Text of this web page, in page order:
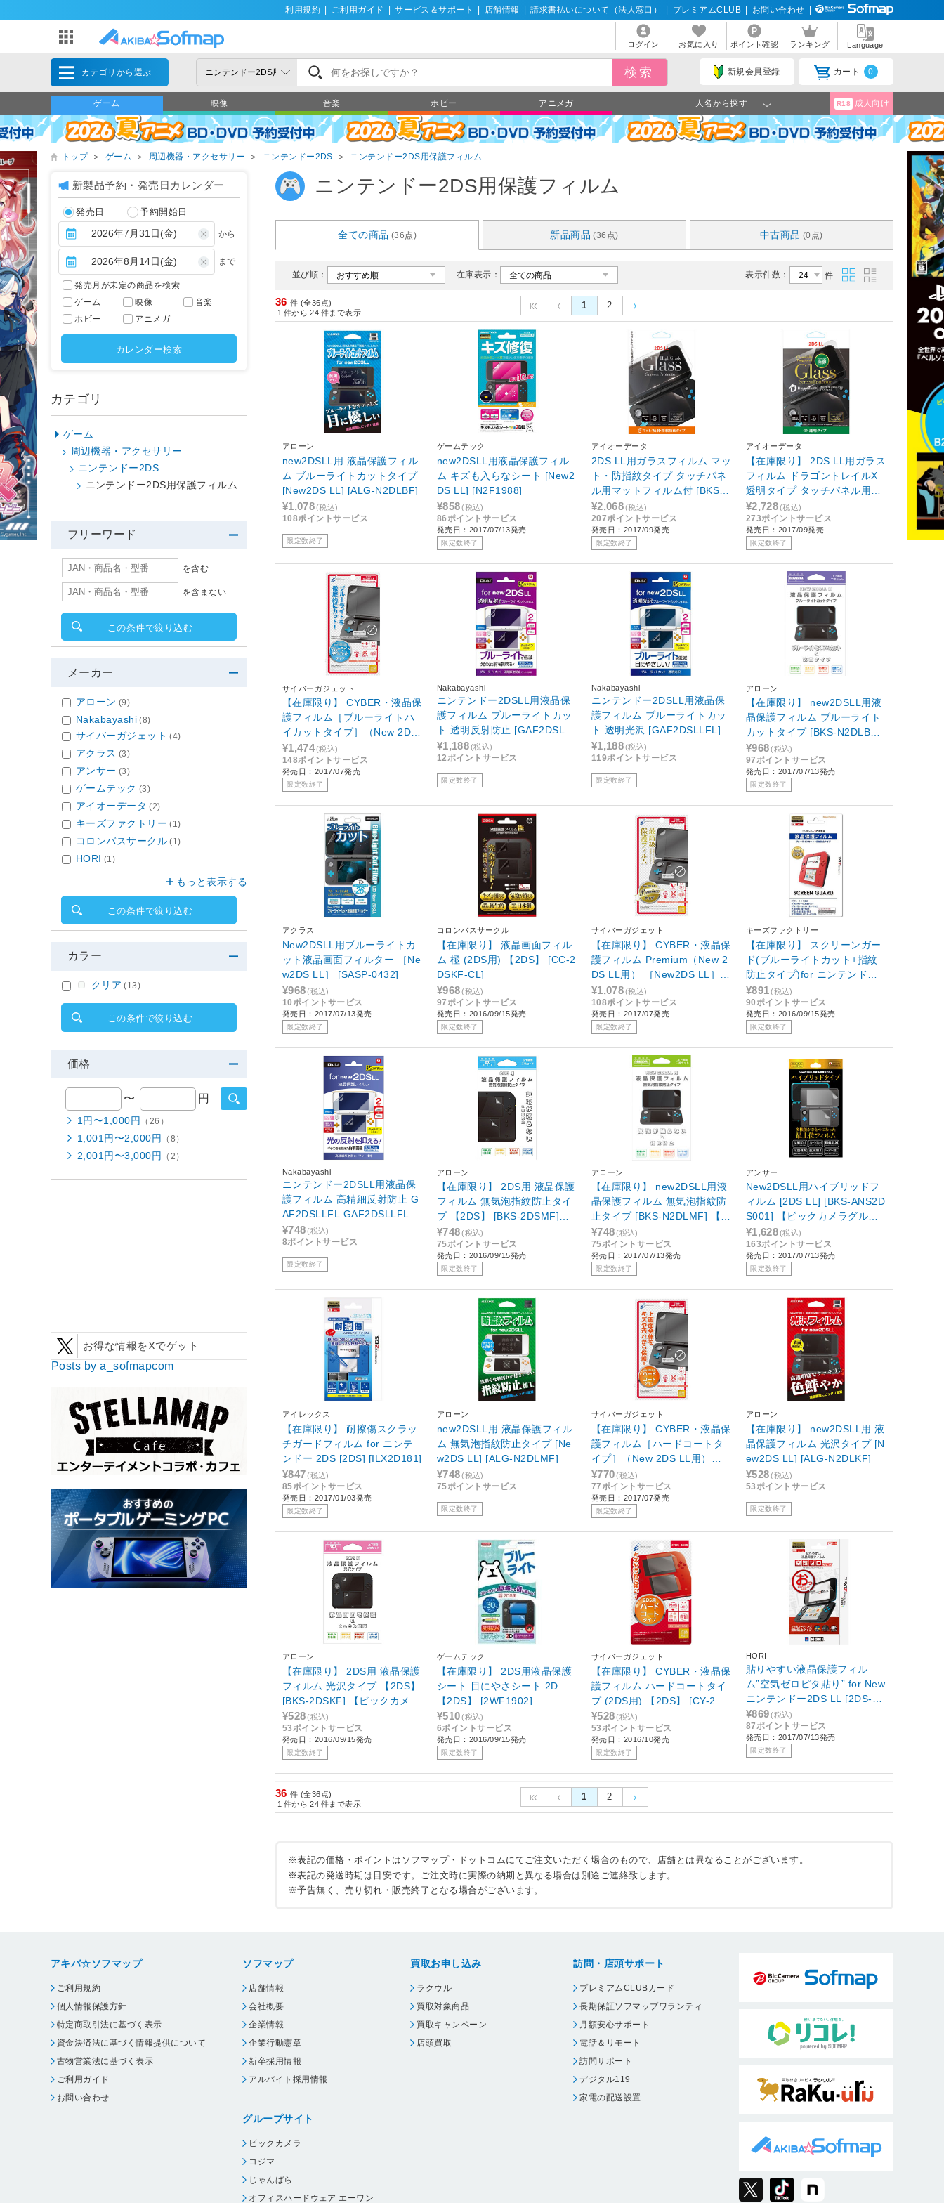
利用規約 ご利用ガイド サービス＆サポート 店舗情報 請求書払いについて（法人窓口） プレミアムCLUB お問い合わせ
ログイン お気に入り ポイント確認 ランキング Language
カテゴリから選ぶ 新規会員登録 カート 0
ゲーム 映像 音楽 ホビー アニメガ 人名から探す R18 成人向け
トップ ＞ ゲーム ＞ 周辺機器・アクセサリー ＞ ニンテンドー2DS ＞ ニンテンドー2DS用保護フィルム
ニンテンドー2DS用保護フィルム
全ての商品 (36点) 新品商品 (36点) 中古商品 (0点)
並び順： 在庫表示： 表示件数： 件
36 件 (全36点)
1 件から 24 件まで表示
1 2
アローン
new2DSLL用 液晶保護フィル
ム ブルーライトカットタイプ
[New2DS LL] [ALG-N2DLBF]
¥1,078(税込)
108ポイントサービス
限定数終了
ゲームテック
new2DSLL用液晶保護フィル
ム キズも入らなシート [New2
DS LL] [N2F1988]
¥858 (税込)
86ポイントサービス
発売日：2017/07/13発売
限定数終了
アイオーデータ
2DS LL用ガラスフィルム マッ
ト・防指紋タイプ タッチパネ
ル用マットフィルム付 [BKS-2
DSLLM3F] 【ビックカメラグ
ループオリジナル】
¥2,068(税込)
207ポイントサービス
発売日：2017/09発売
限定数終了
アイオーデータ
【在庫限り】 2DS LL用ガラス
フィルム ドラゴントレイルX
透明タイプ タッチパネル用マ
ットフィルム付 [BKS-2DSLL
G2DF] 【ビックカメラグルー
プオリジナル】
¥2,728(税込)
273ポイントサービス
発売日：2017/09発売
限定数終了
サイバーガジェット
【在庫限り】 CYBER・液晶保
護フィルム［ブルーライトハ
イカットタイプ］（New 2DS
LL用） ［New2DS LL］ [CY-
N2DLFLM-BHC]
¥1,474(税込)
148ポイントサービス
発売日：2017/07発売
限定数終了
Nakabayashi
ニンテンドー2DSLL用液晶保
護フィルム ブルーライトカッ
ト 透明反射防止 [GAF2DSLL
FL]
¥1,188(税込)
12ポイントサービス
限定数終了
Nakabayashi
ニンテンドー2DSLL用液晶保
護フィルム ブルーライトカッ
ト 透明光沢 [GAF2DSLLFL]
¥1,188(税込)
119ポイントサービス
限定数終了
アローン
【在庫限り】 new2DSLL用液
晶保護フィルム ブルーライト
カットタイプ [BKS-N2DLBF]
【ビックカメラグループオリ
ジナル】
¥968 (税込)
97ポイントサービス
発売日：2017/07/13発売
限定数終了
アクラス
New2DSLL用ブルーライトカ
ット液晶画面フィルター ［Ne
w2DS LL］ [SASP-0432]
¥968 (税込)
10ポイントサービス
発売日：2017/07/13発売
限定数終了
コロンバスサークル
【在庫限り】 液晶画面フィル
ム 極 (2DS用) 【2DS】 [CC-2
DSKF-CL]
¥968 (税込)
97ポイントサービス
発売日：2016/09/15発売
限定数終了
サイバーガジェット
【在庫限り】 CYBER・液晶保
護フィルム Premium（New 2
DS LL用） ［New2DS LL］
[CY-N2DLFLM-PR]
¥1,078(税込)
108ポイントサービス
発売日：2017/07発売
限定数終了
キーズファクトリー
【在庫限り】 スクリーンガー
ド(ブルーライトカット+指紋
防止タイプ)for ニンテンドー
2DS 【2DS】 [TSG-001]
¥891 (税込)
90ポイントサービス
発売日：2016/09/15発売
限定数終了
Nakabayashi
ニンテンドー2DSLL用液晶保
護フィルム 高精細反射防止 G
AF2DSLLFL GAF2DSLLFL
¥748 (税込)
8ポイントサービス
限定数終了
アローン
【在庫限り】 2DS用 液晶保護
フィルム 無気泡指紋防止タイ
プ 【2DS】 [BKS-2DSMF]
【ビックカメラグループオリ
ジナル】
¥748 (税込)
75ポイントサービス
発売日：2016/09/15発売
限定数終了
アローン
【在庫限り】 new2DSLL用液
晶保護フィルム 無気泡指紋防
止タイプ [BKS-N2DLMF] 【ビ
ックカメラグループオリジナ
ル】
¥748 (税込)
75ポイントサービス
発売日：2017/07/13発売
限定数終了
アンサー
New2DSLL用ハイブリッドフ
ィルム [2DS LL] [BKS-ANS2D
S001] 【ビックカメラグルー
プオリジナル】
¥1,628(税込)
163ポイントサービス
発売日：2017/07/13発売
限定数終了
アイレックス
【在庫限り】 耐擦傷スクラッ
チガードフィルム for ニンテ
ンドー 2DS [2DS] [ILX2D181]
¥847 (税込)
85ポイントサービス
発売日：2017/01/03発売
限定数終了
アローン
new2DSLL用 液晶保護フィル
ム 無気泡指紋防止タイプ [Ne
w2DS LL] [ALG-N2DLMF]
¥748 (税込)
75ポイントサービス
限定数終了
サイバーガジェット
【在庫限り】 CYBER・液晶保
護フィルム［ハードコートタ
イプ］（New 2DS LL用）
［New2DS LL］ [CY-N2DLFL
M-HC]
¥770 (税込)
77ポイントサービス
発売日：2017/07発売
限定数終了
アローン
【在庫限り】 new2DSLL用 液
晶保護フィルム 光沢タイプ [N
ew2DS LL] [ALG-N2DLKF]
¥528 (税込)
53ポイントサービス
限定数終了
アローン
【在庫限り】 2DS用 液晶保護
フィルム 光沢タイプ 【2DS】
[BKS-2DSKF] 【ビックカメラ
グループオリジナル】
¥528 (税込)
53ポイントサービス
発売日：2016/09/15発売
限定数終了
ゲームテック
【在庫限り】 2DS用液晶保護
シート 目にやさシート 2D
【2DS】 [2WF1902]
¥510 (税込)
6ポイントサービス
発売日：2016/09/15発売
限定数終了
サイバーガジェット
【在庫限り】 CYBER・液晶保
護フィルム ハードコートタイ
プ (2DS用) 【2DS】 [CY-2DS
FLM-HC]
¥528 (税込)
53ポイントサービス
発売日：2016/10発売
限定数終了
HORI
貼りやすい液晶保護フィル
ム”空気ゼロピタ貼り” for New
ニンテンドー2DS LL [2DS-10
1]
¥869 (税込)
87ポイントサービス
発売日：2017/07/13発売
限定数終了
36 件 (全36点)
1 件から 24 件まで表示
1 2
※表記の価格・ポイントはソフマップ・ドットコムにてご注文いただく場合のもので、店舗とは異なることがございます。
※表記の発送時期は目安です。ご注文時に実際の納期と異なる場合は別途ご連絡致します。
※予告無く、売り切れ・販売終了となる場合がございます。
新製品予約・発売日カレンダー
発売日 予約開始日
から
まで
発売月が未定の商品を検索
ゲーム
映像
音楽
ホビー
アニメガ
カレンダー検索
カテゴリ
ゲーム
周辺機器・アクセサリー
ニンテンドー2DS
ニンテンドー2DS用保護フィルム
フリーワード
を含む
を含まない
この条件で絞り込む
メーカー
アローン (9)
Nakabayashi (8)
サイバーガジェット (4)
アクラス (3)
アンサー (3)
ゲームテック (3)
アイオーデータ (2)
キーズファクトリー (1)
コロンバスサークル (1)
HORI (1)
もっと表示する
この条件で絞り込む
カラー
クリア (13)
この条件で絞り込む
価格
〜 円
1円〜1,000円 （26）
1,001円〜2,000円 （8）
2,001円〜3,000円 （2）
お得な情報をXでゲット
Posts by a_sofmapcom
アキバ☆ソフマップ
ご利用規約
個人情報保護方針
特定商取引法に基づく表示
資金決済法に基づく情報提供について
古物営業法に基づく表示
ご利用ガイド
お問い合わせ
ソフマップ
店舗情報
会社概要
企業情報
企業行動憲章
新卒採用情報
アルバイト採用情報
グループサイト
ビックカメラ
コジマ
じゃんぱら
オフィスハードウェア エーワン
買取お申し込み
ラクウル
買取対象商品
買取キャンペーン
店頭買取
訪問・店頭サポート
プレミアムCLUBカード
長期保証ソフマップワランティ
月額安心サポート
電話＆リモート
訪問サポート
デジタル119
家電の配送設置